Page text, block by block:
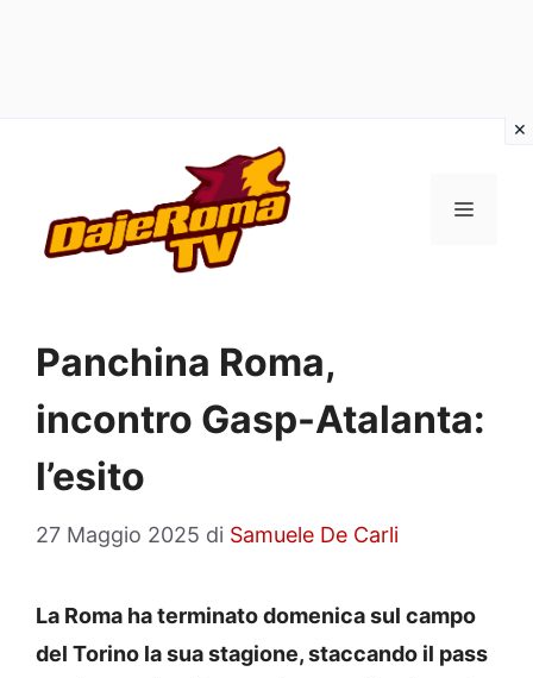
contenuto
MENU
Panchina Roma,
incontro Gasp-Atalanta:
l’esito
27 Maggio 2025 di Samuele De Carli
La Roma ha terminato domenica sul campo
del Torino la sua stagione, staccando il pass